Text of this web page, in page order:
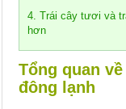
4. Trái cây tươi và
hơn
Tổng quan
đông lạnh